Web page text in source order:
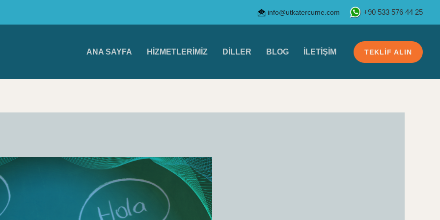
info@utkatercume.com +90 533 576 44 25
ANA SAYFA HIZMETLERIMIZ DILLER BLOG İLETIŞIM TEKLIF ALIN